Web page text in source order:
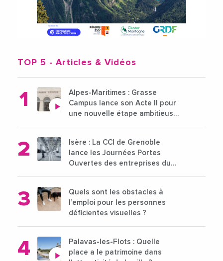
TOP 5 - Articles & Vidéos
Alpes-Maritimes : Grasse
Campus lance son Acte II pour
une nouvelle étape ambitieuse
Isère : La CCI de Grenoble
lance les Journées Portes
Ouvertes des entreprises du
Quels sont les obstacles à
l’emploi pour les personnes
déficientes visuelles ?
Palavas-les-Flots : Quelle
place a le patrimoine dans